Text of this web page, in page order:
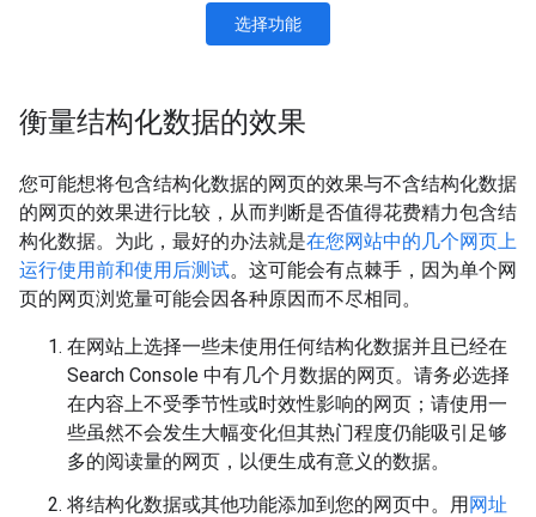
选择功能
衡量结构化数据的效果
您可能想将包含结构化数据的网页的效果与不含结构化数据
的网页的效果进行比较，从而判断是否值得花费精力包含结
构化数据。为此，最好的办法就是在您网站中的几个网页上
运行使用前和使用后测试。这可能会有点棘手，因为单个网
页的网页浏览量可能会因各种原因而不尽相同。
在网站上选择一些未使用任何结构化数据并且已经在
Search Console 中有几个月数据的网页。请务必选择
在内容上不受季节性或时效性影响的网页；请使用一
些虽然不会发生大幅变化但其热门程度仍能吸引足够
多的阅读量的网页，以便生成有意义的数据。
将结构化数据或其他功能添加到您的网页中。用网址